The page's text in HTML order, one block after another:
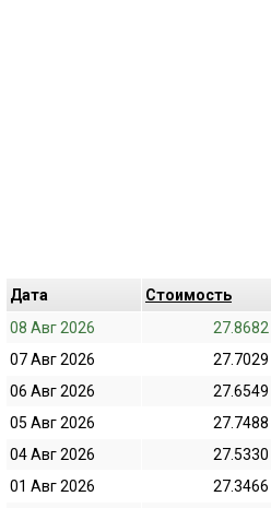
Дата Cтоимость
08 Авг 2026
27.8682
07 Авг 2026
27.7029
06 Авг 2026
27.6549
05 Авг 2026
27.7488
04 Авг 2026
27.5330
01 Авг 2026
27.3466